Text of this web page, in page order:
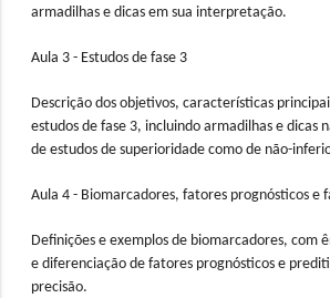
armadilhas e dicas em sua interpretação.
Aula 3 - Estudos de fase 3
Descrição dos objetivos, características
estudos de fase 3, incluindo armadilhas e
de estudos de superioridade como de não-
Aula 4 - Biomarcadores, fatores prognósticos e
Definições e exemplos de biomarcadores, com
e diferenciação de fatores prognósticos e
precisão.